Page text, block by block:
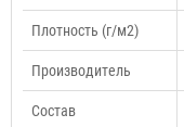
Плотность (г/м2)
Производитель
Состав